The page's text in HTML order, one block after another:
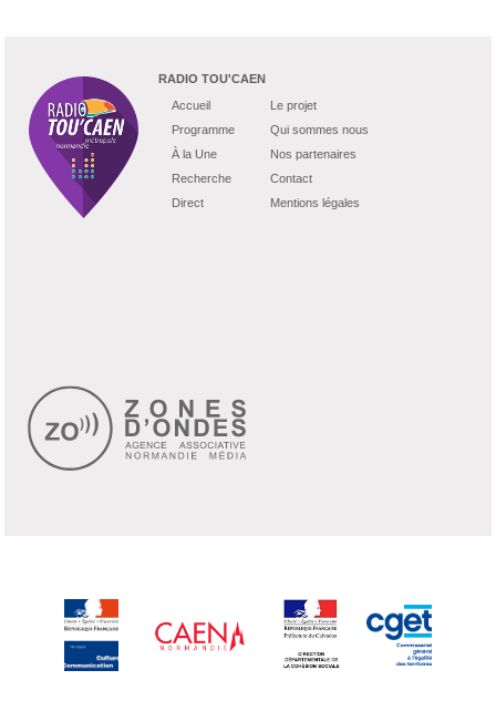
RADIO TOU'CAEN
Accueil
Programme
À la Une
Recherche
Direct
Le projet
Qui sommes nous
Nos partenaires
Contact
Mentions légales